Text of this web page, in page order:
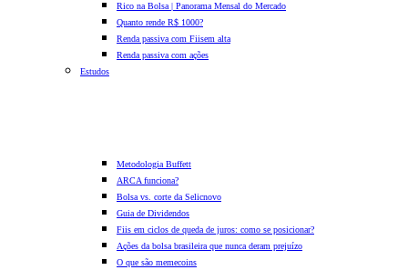
Rico na Bolsa | Panorama Mensal do Mercado
Quanto rende R$ 1000?
Renda passiva com Fiisem alta
Renda passiva com ações
Estudos
Metodologia Buffett
ARCA funciona?
Bolsa vs. corte da Selicnovo
Guia de Dividendos
Fiis em ciclos de queda de juros: como se posicionar?
Ações da bolsa brasileira que nunca deram prejuízo
O que são memecoins